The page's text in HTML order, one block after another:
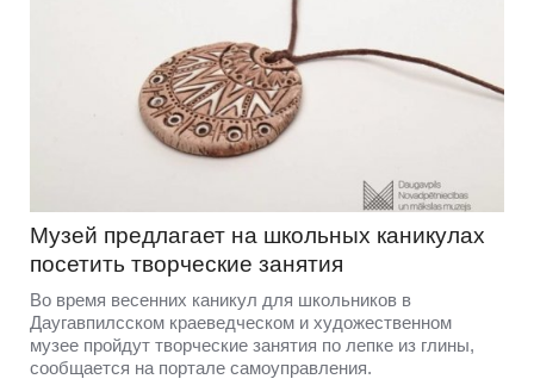
Музей предлагает на школьных каникулах
посетить творческие занятия
Во время весенних каникул для школьников в
Даугавпилсском краеведческом и художественном
музее пройдут творческие занятия по лепке из глины,
сообщается на портале самоуправления.